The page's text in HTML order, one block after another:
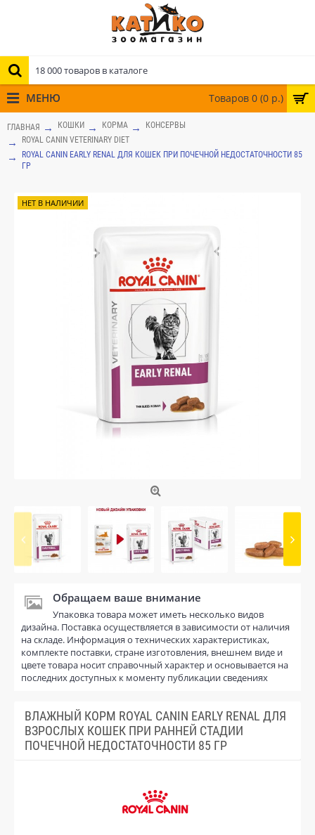
Товаров 0 (0 р.)
МЕНЮ
ГЛАВНАЯ КОШКИ КОРМА
КОНСЕРВЫ
ROYAL CANIN VETERINARY DIET
ROYAL CANIN EARLY RENAL ДЛЯ КОШЕК ПРИ ПОЧЕЧНОЙ НЕДОСТАТОЧНОСТИ 85
ГР
НЕТ В НАЛИЧИИ
Обращаем ваше внимание
Упаковка товара может иметь несколько видов
дизайна. Поставка осуществляется в зависимости от наличия
на складе. Информация о технических характеристиках,
комплекте поставки, стране изготовления, внешнем виде и
цвете товара носит справочный характер и основывается на
последних доступных к моменту публикации сведениях
ВЛАЖНЫЙ КОРМ ROYAL CANIN EARLY RENAL ДЛЯ
ВЗРОСЛЫХ КОШЕК ПРИ РАННЕЙ СТАДИИ
ПОЧЕЧНОЙ НЕДОСТАТОЧНОСТИ 85 ГР